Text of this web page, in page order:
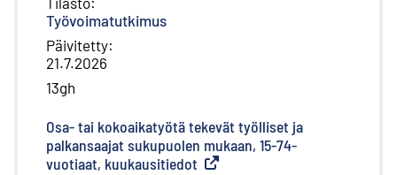
Työvoimatutkimus
Päivitetty:
21.7.2026
13gh
Osa- tai kokoaikatyötä tekevät työlliset ja
palkansaajat sukupuolen mukaan, 15-74-
vuotiaat, kuukausitiedot Ulkoinen linkki